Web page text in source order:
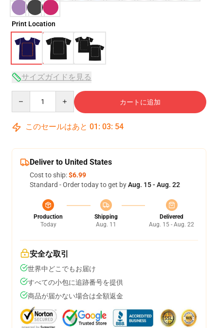
Print Location
サイズガイドを見る
カートに追加
このセールはあと 01 : 03: 54
Deliver to United States
Cost to ship:$6.99
Standard - Order today to get byAug. 15 - Aug. 22
Production
Today
Shipping
Aug. 11
Delivered
Aug. 15 - Aug. 22
安全な取引
世界中どこでもお届け
すべての小包に追跡番号を提供
商品が届かない場合は全額返金